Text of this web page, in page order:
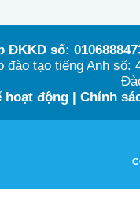
ĐKKD số:
đào tạo tiếng Anh
hoạt động| Chính